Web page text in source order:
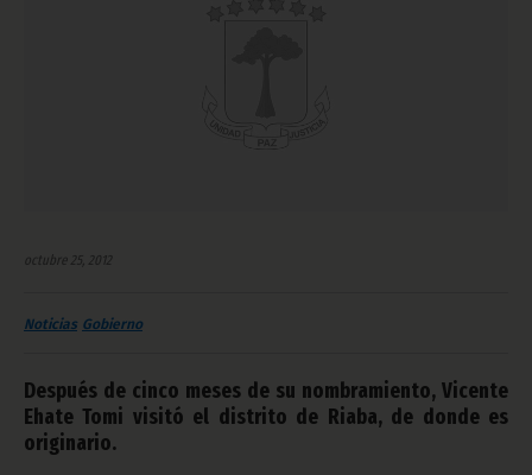
octubre 25, 2012
Noticias Gobierno
Después de cinco meses de su nombramiento, Vicente
Ehate Tomi visitó el distrito de Riaba, de donde es
originario.